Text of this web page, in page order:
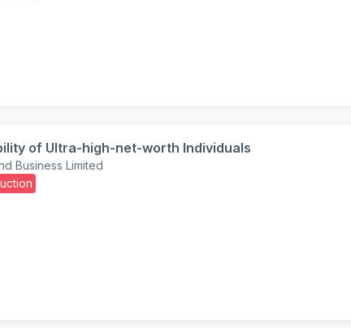
of Ultra-high-net-worth Individuals
Business Limited